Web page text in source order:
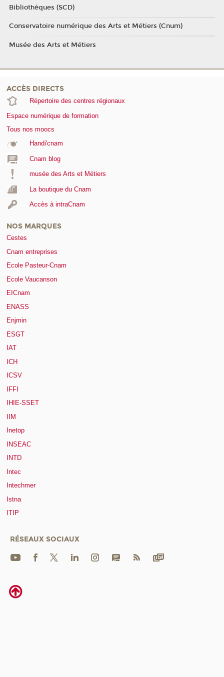
Bibliothèques (SCD)
Conservatoire numérique des Arts et Métiers (Cnum)
Musée des Arts et Métiers
ACCÈS DIRECTS
Répertoire des centres régionaux
Espace numérique de formation
Tous nos moocs
Handi'cnam
Cnam blog
musée des Arts et Métiers
La boutique du Cnam
Accès à intraCnam
NOS MARQUES
Cestes
Cnam entreprises
Ecole Pasteur-Cnam
Ecole Vaucanson
EICnam
ENASS
Enjmin
ESGT
IAT
ICH
ICSV
IFFI
IHIE-SSET
IIM
Inetop
INSEAC
INTD
Intec
Intechmer
Istna
ITIP
RÉSEAUX SOCIAUX